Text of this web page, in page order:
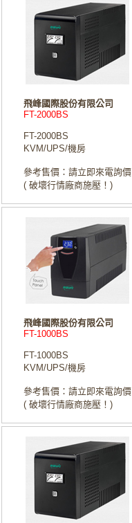
飛峰國際股份有限公司
FT-2000BS
FT-2000BS
KVM/UPS/機房
參考售價：請立即來電詢價
( 破壞行情廠商施壓！)
飛峰國際股份有限公司
FT-1000BS
FT-1000BS
KVM/UPS/機房
參考售價：請立即來電詢價
( 破壞行情廠商施壓！)